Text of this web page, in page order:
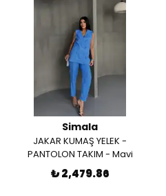
Simala
JAKAR KUMAŞ YELEK -
PANTOLON TAKIM - Mavi
₺ 2,479.86